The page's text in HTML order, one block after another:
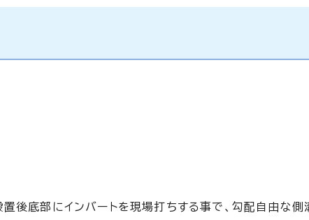
後底部にインバートを現場打ちする事で、勾配自由な側